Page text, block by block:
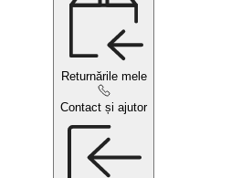
Returnările mele
Contact și ajutor